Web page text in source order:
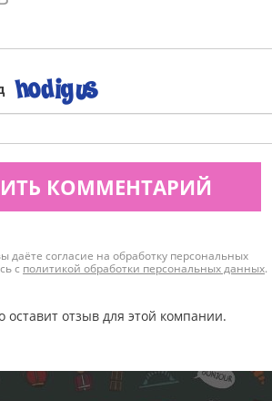
КОММЕНТАРИЙ
даёте согласие на обработку персональных
с политикой обработки персональных данных.
оставит отзыв для этой компании.